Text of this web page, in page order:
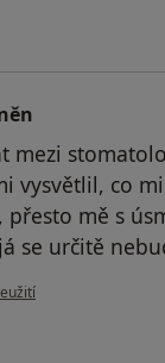
mezi
vysvětlil, co
mě s
se určitě
uživatele Váš účet byl